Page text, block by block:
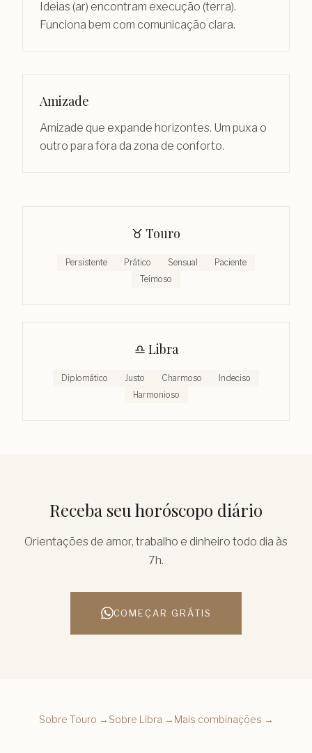
Ideias (ar) encontram execução (terra).
Funciona bem com comunicação clara.
Amizade
Amizade que expande horizontes. Um puxa o
outro para fora da zona de conforto.
♉︎ Touro
Persistente Prático Sensual
Paciente
Teimoso
♎︎ Libra
Diplomático Justo Charmoso
Indeciso
Harmonioso
Receba seu horóscopo diário
Orientações de amor, trabalho e dinheiro todo dia às
7h.
COMEÇAR GRÁTIS
Sobre Touro → Sobre Libra → Mais combinações →